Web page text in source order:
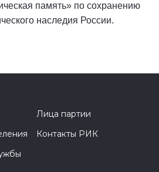
память» по сохранению
наследия России.
Лица партии
Контакты РИК